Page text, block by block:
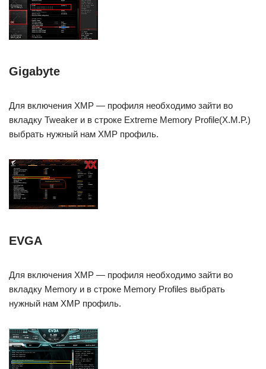
Gigabyte
Для включения XMP — профиля необходимо зайти во
вкладку Tweaker и в строке Extreme Memory Profile(X.M.P.)
выбрать нужный нам XMP профиль.
EVGA
Для включения XMP — профиля необходимо зайти во
вкладку Memory и в строке Memory Profiles выбрать
нужный нам XMP профиль.